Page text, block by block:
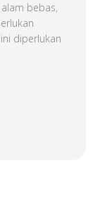
bebas,
diperlukan